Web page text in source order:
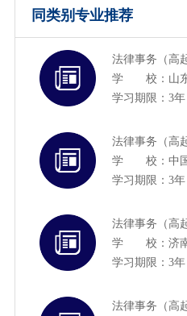
同类别专业推荐
法律事务（高
学 校：山东
学习期限：3年
法律事务（高
学 校：中国
学习期限：3年
法律事务（高
学 校：济
学习期限：3年
法律事务（高